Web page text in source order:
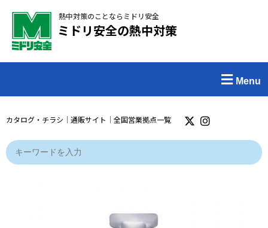
熱中対策のことならミドリ安全
ミドリ安全の熱中対策
Menu
カタログ・チラシ ｜ 通販サイト ｜ 全国営業拠点一覧